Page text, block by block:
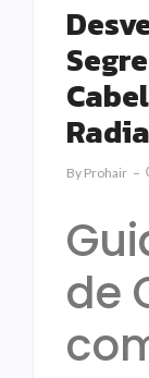
By Prohair
de